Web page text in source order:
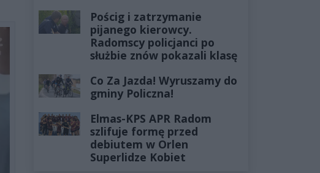
Pościg i zatrzymanie
pijanego kierowcy.
Radomscy policjanci po
służbie znów pokazali klasę
Co Za Jazda! Wyruszamy do
gminy Policzna!
Elmas-KPS APR Radom
szlifuje formę przed
debiutem w Orlen
Superlidze Kobiet